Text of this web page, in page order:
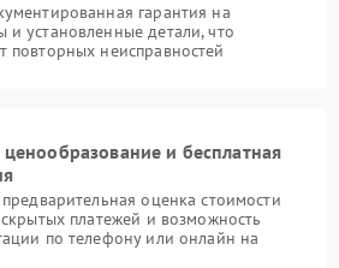
гарантия на
установленные детали, что
повторных неисправностей
и бесплатная
оценка стоимости
платежей и возможность
по телефону или онлайн на